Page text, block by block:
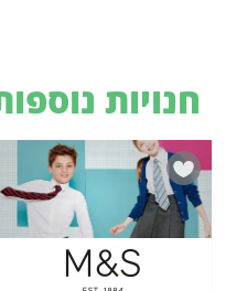
חנויות